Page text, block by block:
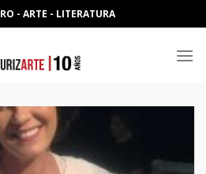
- ARTE - LITERATURA